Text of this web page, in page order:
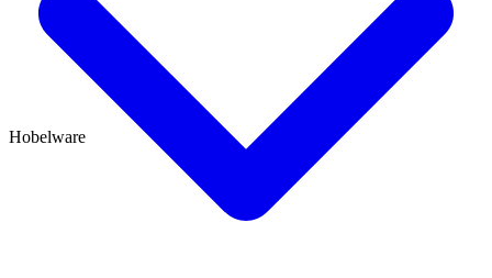
Hobelware